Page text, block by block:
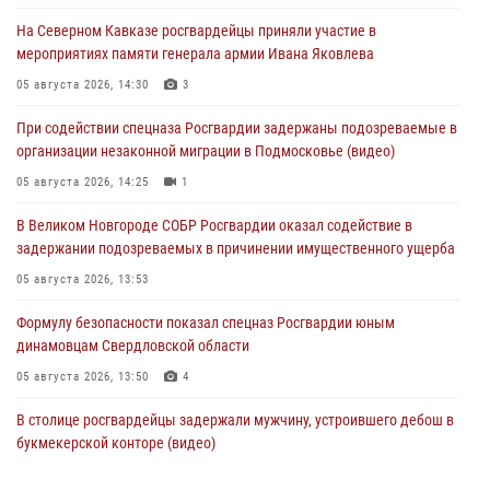
На Северном Кавказе росгвардейцы приняли участие в
мероприятиях памяти генерала армии Ивана Яковлева
05 августа 2026, 14:30 3
При содействии спецназа Росгвардии задержаны подозреваемые в
организации незаконной миграции в Подмосковье (видео)
05 августа 2026, 14:25 1
В Великом Новгороде СОБР Росгвардии оказал содействие в
задержании подозреваемых в причинении имущественного ущерба
05 августа 2026, 13:53
Формулу безопасности показал спецназ Росгвардии юным
динамовцам Свердловской области
05 августа 2026, 13:50 4
В столице росгвардейцы задержали мужчину, устроившего дебош в
букмекерской конторе (видео)